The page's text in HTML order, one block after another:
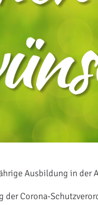
Ausbildung in
der Corona-